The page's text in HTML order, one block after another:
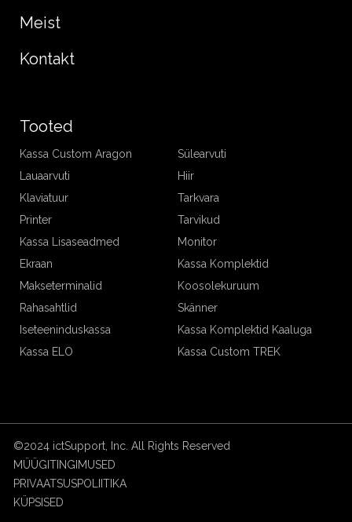
Meist
Kontakt
Tooted
Kassa Custom Aragon
Sülearvuti
Lauaarvuti
Hiir
Klaviatuur
Tarkvara
Printer
Tarvikud
Kassa Lisaseadmed
Monitor
Ekraan
Kassa Komplektid
Makseterminalid
Koosolekuruum
Rahasahtlid
Skänner
Iseteeninduskassa
Kassa Komplektid Kaaluga
Kassa ELO
Kassa Custom TREK
©2024 ictSupport, Inc. All Rights Reserved
MÜÜGITINGIMUSED
PRIVAATSUSPOLIITIKA
KÜPSISED